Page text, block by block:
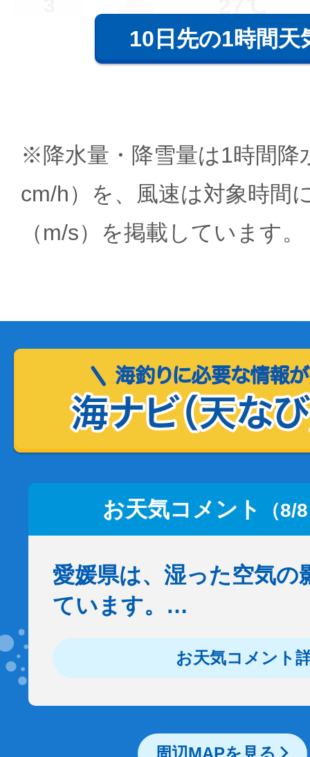
10日先の1時間天
※降水量・降雪量は1時間降
cm/h）を、風速は対象時間
（m/s）を掲載しています。
お天気コメント （8/
愛媛県は、湿った空気の
ています。…
お天気コメント
周辺MAPを見る